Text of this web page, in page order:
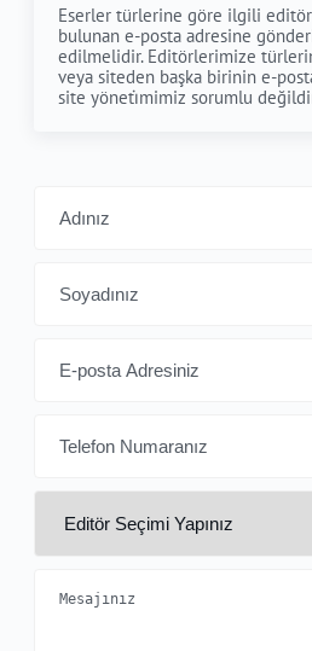
Eserler türlerine göre ilgili
bulunan e-posta adresine
edilmelidir. Editörlerimize
veya siteden başka birinin e-
site yöneti̇mimiz sorumlu